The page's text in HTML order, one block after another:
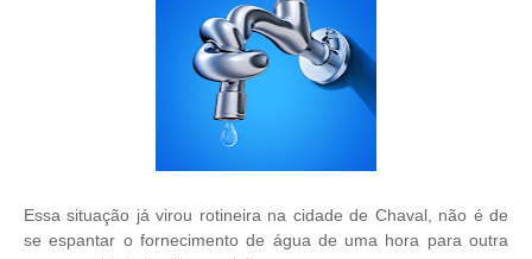
Essa situação já virou rotineira na cidade de Chaval, não é de
se espantar o fornecimento de água de uma hora para outra